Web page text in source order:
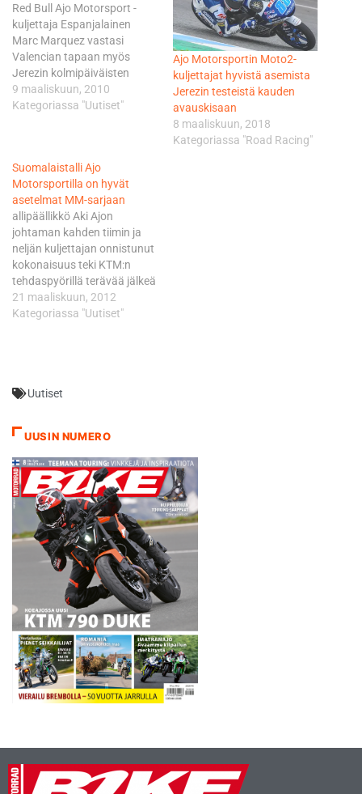
Red Bull Ajo Motorsport -
kuljettaja Espanjalainen
Marc Marquez vastasi
Valencian tapaan myös
Jerezin kolmipäiväisten
testien nopeimmasta
kierrosajasta, Avant Intact
kauden 2010 ensimmäistä
kilpailua Qatarissa
huhtikuun 11 päivänä.
Ennen kauden avausstarttia
kuljettajilla on vielä edessään
yksi virallinen IRTA-testi
Jerezissä maaliskuun
lopussa.…
9 maaliskuun, 2010
Kategoriassa "Uutiset"
Ajo Motorsportin Moto2-
kuljettajat hyvistä asemista
Jerezin testeistä kauden
avauskisaan
8 maaliskuun, 2018
Kategoriassa "Road Racing"
Suomalaistalli Ajo
Motorsportilla on hyvät
asetelmat MM-sarjaan
allipäällikkö Aki Ajon
johtaman kahden tiimin ja
neljän kuljettajan onnistunut
kokonaisuus teki KTM:n
tehdaspyörillä terävää jälkeä
uuden luokan kaikkien
kolmen talvitestijakson
kuitenkin muistaa, että
projektissa vasta
alkutaipaleella. Töitä on
tehty paljon, mutta sitä…
21 maaliskuun, 2012
Kategoriassa "Uutiset"
Uutiset
UUSIN NUMERO